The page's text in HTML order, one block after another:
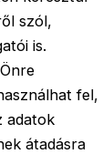
szól,
is.
fel,
adatok
átadásra